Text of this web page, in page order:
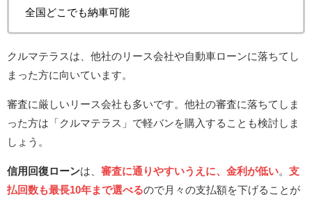
全国どこでも納車可能
クルマテラスは、他社のリース会社や自動車ローンに落ちてし
まった方に向いています。
審査に厳しいリース会社も多いです。他社の審査に落ちてしま
った方は「クルマテラス」で軽バンを購入することも検討しま
しょう。
信用回復ローンは、 審査に通りやすいうえに、金利が低い。 支
払回数も最長10年まで選べるので月々の支払額を下げることが